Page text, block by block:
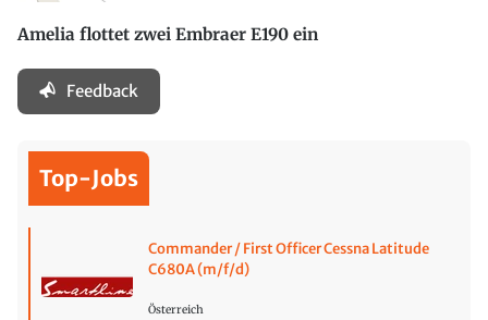
Amelia flottet zwei Embraer E190 ein
Feedback
Top-Jobs
Commander / First Officer Cessna Latitude
C680A (m/f/d)
Österreich